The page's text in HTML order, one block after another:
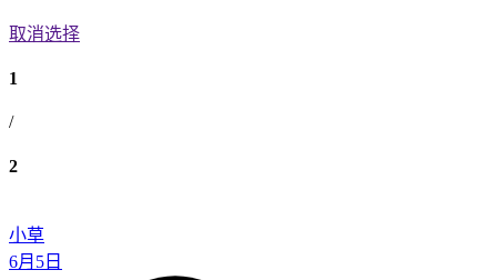
取消选择
1
/
2
小草
6月5日